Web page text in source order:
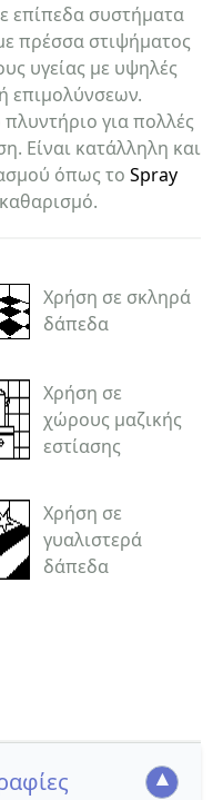
επίπεδα συστήματα
πρέσσα στιψήματος
υγείας με υψηλές
επιμολύνσεων.
για πολλές
Είναι κατάλληλη και
όπως το Spray
Χρήση σε σκληρά
δάπεδα
Χρήση σε
χώρους μαζικής
εστίασης
Χρήση σε
γυαλιστερά
δάπεδα